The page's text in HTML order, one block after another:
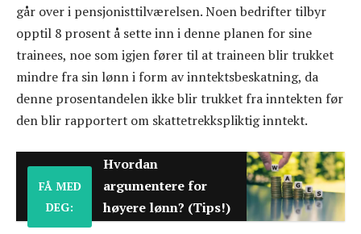
går over i pensjonisttilværelsen. Noen bedrifter tilbyr
opptil 8 prosent å sette inn i denne planen for sine
trainees, noe som igjen fører til at traineen blir trukket
mindre fra sin lønn i form av inntektsbeskatning, da
denne prosentandelen ikke blir trukket fra inntekten før
den blir rapportert om skattetrekkspliktig inntekt.
FÅ MED
DEG:
Hvordan
argumentere for
høyere lønn? (Tips!)